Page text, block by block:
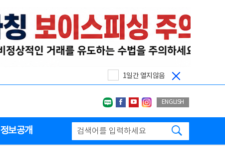
1일간 열지않음
네이버블로그
페이스북
유투브인스타그랩
ENGLISH
정보공개